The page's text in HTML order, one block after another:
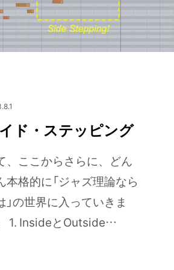
ド・ステッピング
、ここからさらに、どん
本格的に「ジャズ理論なら
」の世界に入っていきま
1. InsideとOutside…